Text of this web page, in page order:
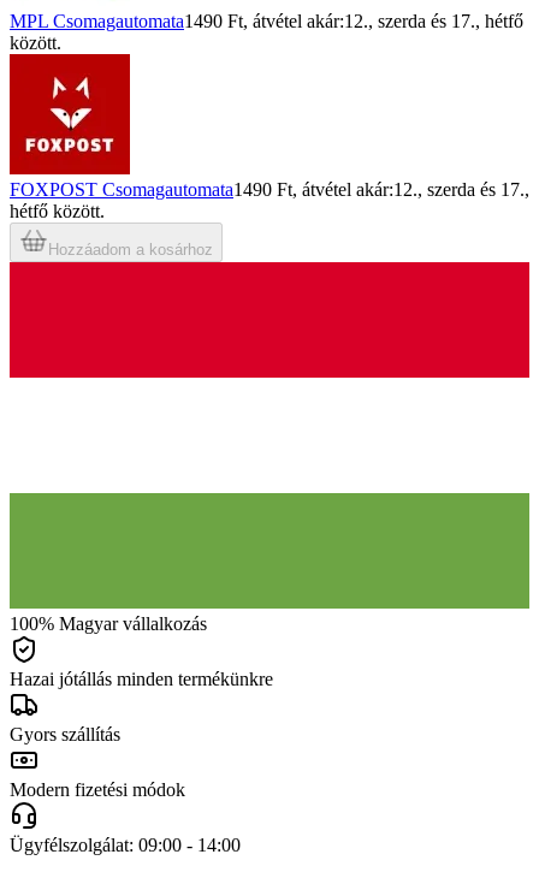
MPL Csomagautomata1490 Ft, átvétel akár:12., szerda és 17., hétfő
között.
FOXPOST Csomagautomata1490 Ft, átvétel akár:12., szerda és 17.,
hétfő között.
Hozzáadom a kosárhoz
100% Magyar vállalkozás
Hazai jótállás minden termékünkre
Gyors szállítás
Modern fizetési módok
Ügyfélszolgálat: 09:00 - 14:00